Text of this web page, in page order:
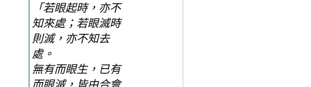
「若眼起時，亦不
知來處；若眼滅時
則滅，亦不知去
處。
無有而眼生，已有